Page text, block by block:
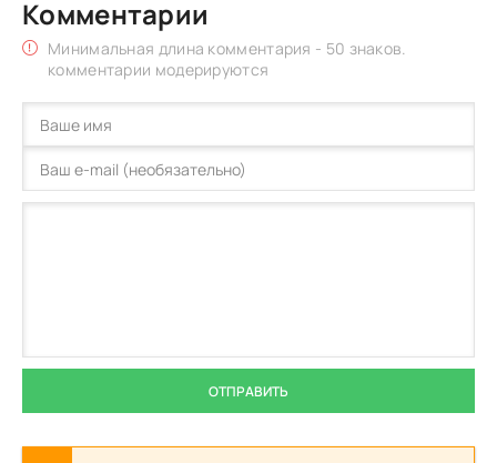
Комментарии
Минимальная длина комментария - 50 знаков.
комментарии модерируются
ОТПРАВИТЬ